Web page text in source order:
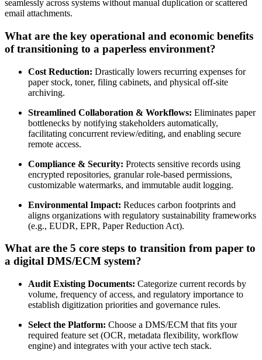
seamlessly across systems without manual duplication or scattered
email attachments.
What are the key operational and economic benefits
of transitioning to a paperless environment?
Cost Reduction: Drastically lowers recurring expenses for
paper stock, toner, filing cabinets, and physical off-site
archiving.
Streamlined Collaboration & Workflows: Eliminates paper
bottlenecks by notifying stakeholders automatically,
facilitating concurrent review/editing, and enabling secure
remote access.
Compliance & Security: Protects sensitive records using
encrypted repositories, granular role-based permissions,
customizable watermarks, and immutable audit logging.
Environmental Impact: Reduces carbon footprints and
aligns organizations with regulatory sustainability frameworks
(e.g., EUDR, EPR, Paper Reduction Act).
What are the 5 core steps to transition from paper to
a digital DMS/ECM system?
Audit Existing Documents: Categorize current records by
volume, frequency of access, and regulatory importance to
establish digitization priorities and governance rules.
Select the Platform: Choose a DMS/ECM that fits your
required feature set (OCR, metadata flexibility, workflow
engine) and integrates with your active tech stack.